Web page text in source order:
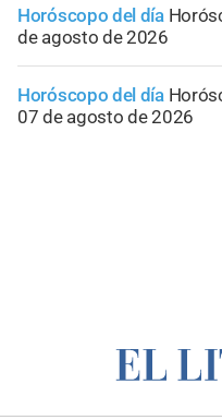
Horóscopo del día
de agosto de 2026
Horóscopo del día
07 de agosto de 2026